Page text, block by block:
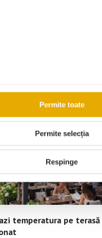
Permite toate
Permite selecția
Respinge
temperatura pe